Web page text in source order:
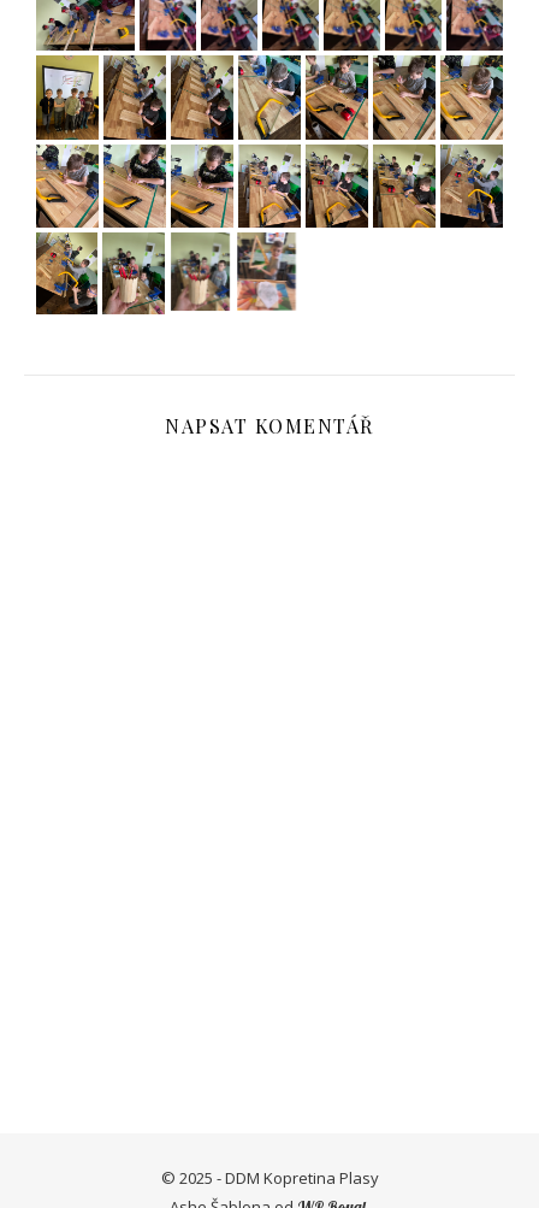
NAPSAT KOMENTÁŘ
© 2025 - DDM Kopretina Plasy